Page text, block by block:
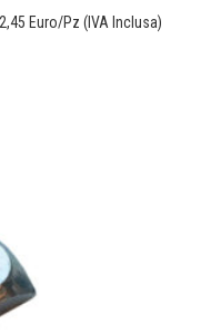
Euro/Pz (IVA Inclusa)